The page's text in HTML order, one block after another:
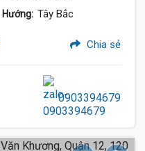
Hướng: Tây Bắc
Chia sẻ
0903394679